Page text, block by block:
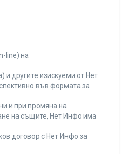
line) на
другите изискуеми от Нет
във формата за
и при промяна на
на същите, Нет Инфо има
договор с Нет Инфо за